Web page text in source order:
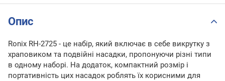
Опис
Ronix RH-2725 - це набір, який включає в себе викрутку з
храповиком та подвійні насадки, пропонуючи різні типи
в одному наборі. На додаток, компактний розмір і
портативність цих насадок роблять їх корисними для